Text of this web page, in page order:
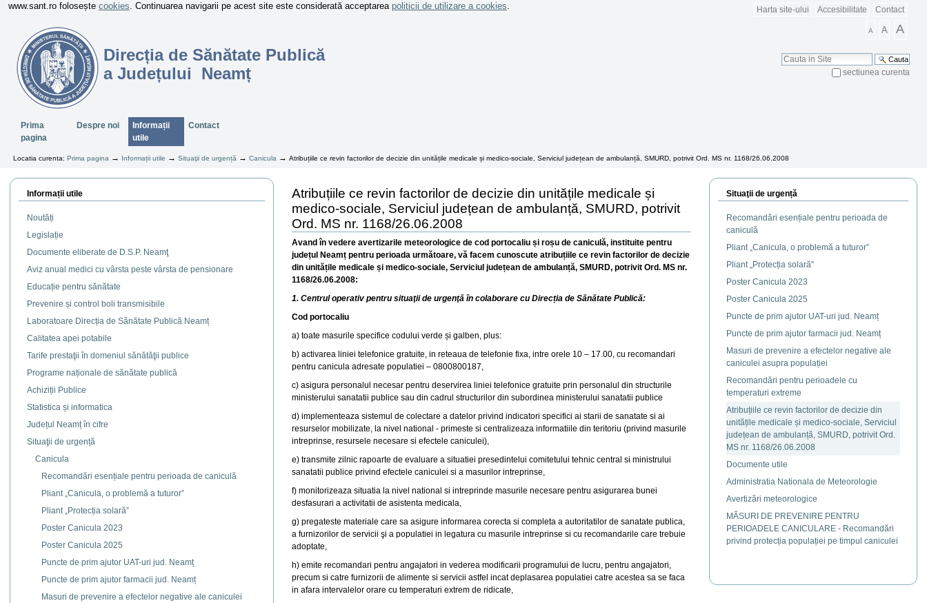
Harta site-ului Accesibilitate Contact
A A A
Cauta
sectiunea curenta
www.sant.ro folosește cookies. Continuarea navigarii pe acest site este considerată acceptarea politicii de utilizare a cookies.
Direcția de Sănătate Publică
a Județului Neamț
SectiuniPrima
pagina
Despre noi
Informații
utile
Contact
Locatia curenta: Prima pagina → Informații utile →Situaţii de urgență →Canicula →Atribuțiile ce revin factorilor de decizie din unitățile medicale și medico-sociale, Serviciul județean de ambulanță, SMURD, potrivit Ord. MS nr. 1168/26.06.2008
Informații utile
Noutăți
Legislație
Documente eliberate de D.S.P. Neamţ
Aviz anual medici cu vârsta peste vârsta de pensionare
Educație pentru sănătate
Prevenire și control boli transmisibile
Laboratoare Direcția de Sănătate Publică Neamț
Calitatea apei potabile
Tarife prestaţii în domeniul sănătăţii publice
Programe naționale de sănătate publică
Achiziții Publice
Statistica și informatica
Județul Neamț în cifre
Situaţii de urgență
Canicula
Recomandări esențiale pentru perioada de caniculă
Pliant „Canicula, o problemă a tuturor”
Pliant „Protecția solară”
Poster Canicula 2023
Poster Canicula 2025
Puncte de prim ajutor UAT-uri jud. Neamț
Puncte de prim ajutor farmacii jud. Neamț
Masuri de prevenire a efectelor negative ale caniculei
Atribuțiile ce revin factorilor de decizie din unitățile medicale și
medico-sociale, Serviciul județean de ambulanță, SMURD, potrivit
Ord. MS nr. 1168/26.06.2008
Avand în vedere avertizarile meteorologice de cod portocaliu și roșu de caniculă, instituite pentru
județul Neamț pentru perioada următoare, vă facem cunoscute atribuțiile ce revin factorilor de decizie
din unitățile medicale și medico-sociale, Serviciul județean de ambulanță, SMURD, potrivit Ord. MS nr.
1168/26.06.2008:
1. Centrul operativ pentru situaţii de urgenţă în colaborare cu Direcția de Sănătate Publică:
Cod portocaliu
a) toate masurile specifice codului verde și galben, plus:
b) activarea liniei telefonice gratuite, in reteaua de telefonie fixa, intre orele 10 – 17.00, cu recomandari
pentru canicula adresate populatiei – 0800800187,
c) asigura personalul necesar pentru deservirea liniei telefonice gratuite prin personalul din structurile
ministerului sanatatii publice sau din cadrul structurilor din subordinea ministerului sanatatii publice
d) implementeaza sistemul de colectare a datelor privind indicatori specifici ai starii de sanatate si ai
resurselor mobilizate, la nivel national - primeste si centralizeaza informatiile din teritoriu (privind masurile
intreprinse, resursele necesare si efectele caniculei),
e) transmite zilnic rapoarte de evaluare a situatiei presedintelui comitetului tehnic central si ministrului
sanatatii publice privind efectele caniculei si a masurilor intreprinse,
f) monitorizeaza situatia la nivel national si intreprinde masurile necesare pentru asigurarea bunei
desfasurari a activitatii de asistenta medicala,
g) pregateste materiale care sa asigure informarea corecta si completa a autoritatilor de sanatate publica,
a furnizorilor de servicii şi a populatiei in legatura cu masurile intreprinse si cu recomandarile care trebuie
adoptate,
h) emite recomandari pentru angajatori in vederea modificarii programului de lucru, pentru angajatori,
precum si catre furnizorii de alimente si servicii astfel incat deplasarea populatiei catre acestea sa se faca
in afara intervalelor orare cu temperaturi extrem de ridicate,
Situaţii de urgență
Recomandări esențiale pentru perioada de
caniculă
Pliant „Canicula, o problemă a tuturor”
Pliant „Protecția solară”
Poster Canicula 2023
Poster Canicula 2025
Puncte de prim ajutor UAT-uri jud. Neamț
Puncte de prim ajutor farmacii jud. Neamț
Masuri de prevenire a efectelor negative ale
caniculei asupra populației
Recomandări pentru perioadele cu
temperaturi extreme
Atribuțiile ce revin factorilor de decizie din
unitățile medicale și medico-sociale, Serviciul
județean de ambulanță, SMURD, potrivit Ord.
MS nr. 1168/26.06.2008
Documente utile
Administratia Nationala de Meteorologie
Avertizări meteorologice
MĂSURI DE PREVENIRE PENTRU
PERIOADELE CANICULARE - Recomandări
privind protecția populației pe timpul caniculei